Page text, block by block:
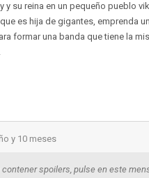
y su reina en un pequeño pueblo
es hija de gigantes, emprenda
formar una banda que tiene la
y 10 meses
spoilers, pulse en este